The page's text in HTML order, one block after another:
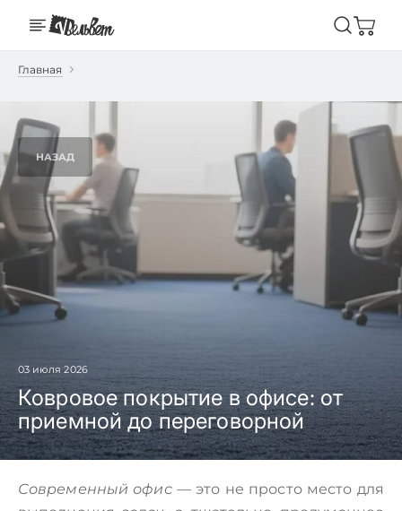
Главная
НАЗАД
03 июля 2026
Ковровое покрытие в офисе: от
приемной до переговорной
Современный офис— это не просто место для